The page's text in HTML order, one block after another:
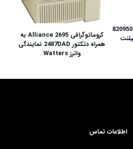
گارد ستون C18 کد 925-820950
کروماتوگرافی Alliance 2695 به
همراه دتکتور 2487DAD نمایندگی
واترز Watters
اطلاعات تماس